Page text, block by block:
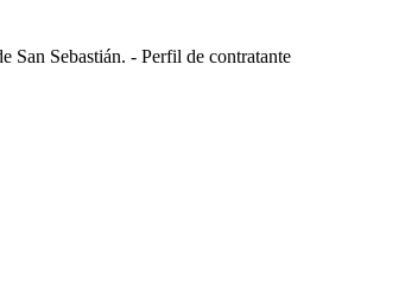
San Sebastián. - Perfil de contratante